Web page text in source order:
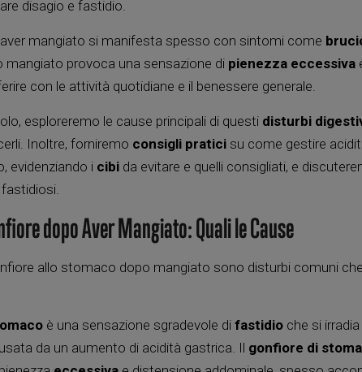
disagio e fastidio.
aver mangiato si manifesta spesso con sintomi come
provoca una sensazione di pienezza eccessiva
con le attività quotidiane e il benessere generale.
esploreremo le cause principali di questi disturbi
Inoltre, forniremo consigli pratici su come gestire
evidenziando i cibi da evitare e quelli consigliati, e
dopo Aver Mangiato: Quali le Cause
allo stomaco dopo mangiato sono disturbi comuni
è una sensazione sgradevole di fastidio che si
da un aumento di acidità gastrica. Il gonfiore di